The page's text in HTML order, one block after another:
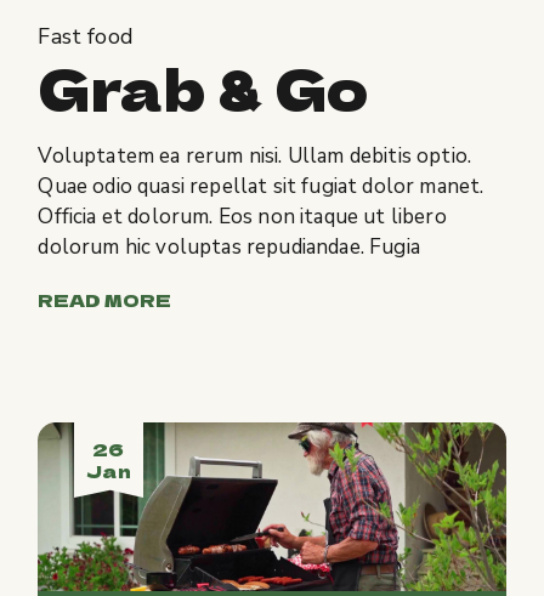
Fast food
Grab & Go
Voluptatem ea rerum nisi. Ullam debitis optio.
Quae odio quasi repellat sit fugiat dolor manet.
Officia et dolorum. Eos non itaque ut libero
dolorum hic voluptas repudiandae. Fugia
READ MORE
26
Jan